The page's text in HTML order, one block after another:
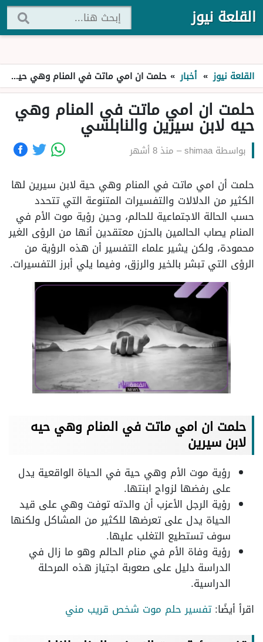
القلعة نيوز
القلعة نيوز » أخبار » حلمت ان امي ماتت في المنام وهي حيه لابن سيرين والنابلسي
حلمت ان امي ماتت في المنام وهي
حيه لابن سيرين والنابلسي
بواسطةshimaa
– منذ 8 أشهر
حلمت أن امي ماتت في المنام وهي حية لابن سيرين لها
الكثير من الدلالات والتفسيرات المتنوعة التي تتحدد
حسب الحالة الاجتماعية للحالم، وحين رؤية موت الأم في
المنام يصاب الحالمين بالحزن معتقدين أنها من الرؤى الغير
محمودة، ولكن يشير علماء التفسير أن هذه الرؤية من
الرؤى التي تبشر بالخير والرزق، وفيما يلي أبرز التفسيرات.
حلمت ان امي ماتت في المنام وهي حيه
لابن سيرين
رؤية موت الأم وهي حية في الحياة الواقعية يدل
على رفضها لزواج ابنتها.
رؤية الرجل الأعزب أن والدته توفت وهي على قيد
الحياة يدل على تعرضها للكثير من المشاكل ولكنها
سوف تستطيع التغلب عليها.
رؤية وفاة الأم في منام الحالم وهو ما زال في
الدراسة دليل على صعوبة اجتياز هذه المرحلة
الدراسية.
اقرأ أيضًا:تفسير حلم موت شخص قريب مني